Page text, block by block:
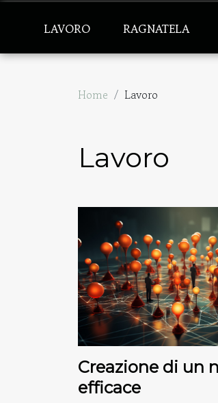
LAVORO RAGNATELA
Home Lavoro
Lavoro
Creazione di un
efficace